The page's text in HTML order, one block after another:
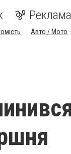
Авто / Мото